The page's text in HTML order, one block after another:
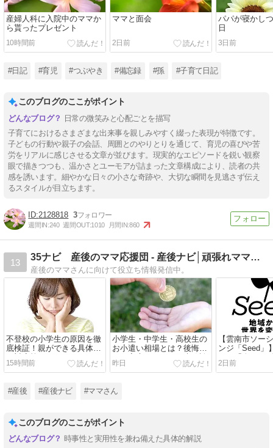
産婦人科に入院中のママか
ら貰ったプレゼント
10時間前
ママと面会
2日前
パパが寝かし
日
3日前
#日記 #育児 #つぶやき #備忘録 #孫 #子育て日記
このブログのここがポイント
日常の微笑みと心配ごとを描写
子育てにおけるさまざまな出来事を親しみやすく綴った表現が特徴です。
子どもの行動や親子の会話、周囲とのやりとりを通じて、育児の喜びや苦
労をリアルに感じさせる文章が並びます。現実的なエピソードを鋭い観察
眼で描きつつも、温かさとユーモアが詰まった文章構成により、読者の共
感を誘います。細やかな日々の小さな奇跡や、大切な瞬間を見逃さず伝え
るスタイルが目立ちます。
2128818 3
週間IN:240 週間OUT:1010 月間IN:860
13
35ナビ 産後のママ応援団 - 産後ナビ│頑張れママさん
産後のママさんに向けて役立ち情報発信中。
不登校の小学生の原因を徹
底検証！親ができる具体的
な対応策
15時間前
小学生・中学生・高校生の
お小遣い相場とは？後悔し
ない家庭のルールと失敗談
昨日
【雲南市ソー
ンジ「Seed」
から「次の
る新たな起業
2日前
#産後 #産後ナビ #ママさん
このブログのここがポイント
時事性と実用性を兼ね備えた具体的解説